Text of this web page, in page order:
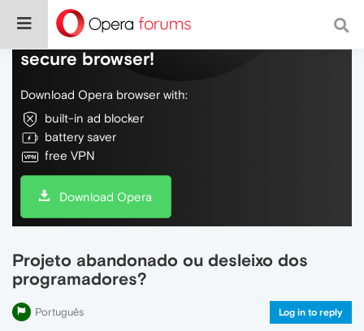
Do more on the web, with a fast and
secure browser!
Download Opera browser with:
built-in ad blocker
battery saver
free VPN
Download Opera
Projeto abandonado ou desleixo dos
programadores?
Português Log in to reply